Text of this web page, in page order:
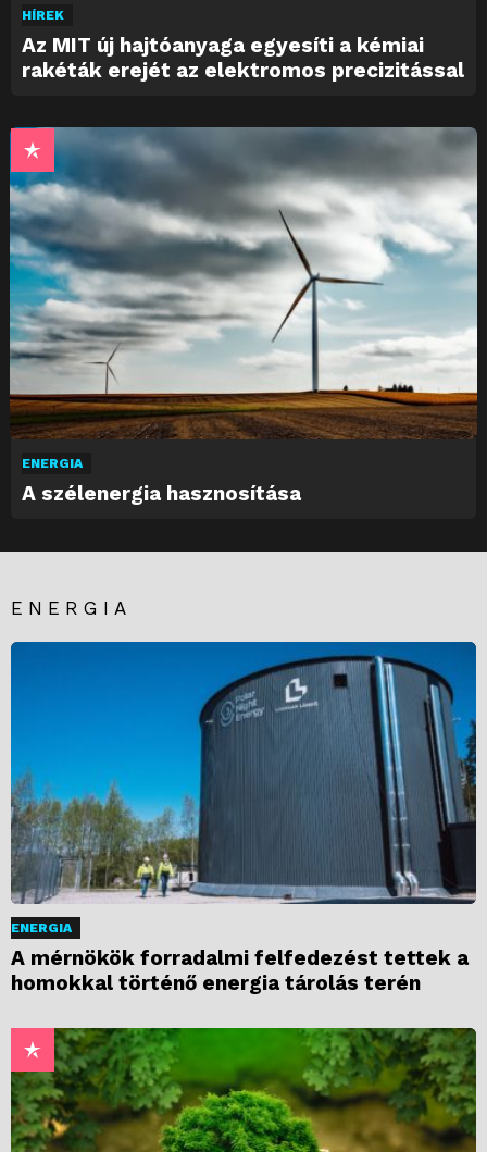
HÍREK
Az MIT új hajtóanyaga egyesíti a kémiai
rakéták erejét az elektromos precizitással
ENERGIA
A szélenergia hasznosítása
ENERGIA
ENERGIA
A mérnökök forradalmi felfedezést tettek a
homokkal történő energia tárolás terén